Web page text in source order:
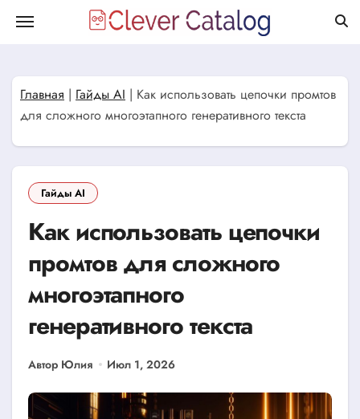
Главная | Гайды AI | Как использовать цепочки промтов
для сложного многоэтапного генеративного текста
Гайды AI
Как использовать цепочки
промтов для сложного
многоэтапного
генеративного текста
Автор Юлия Июл 1, 2026